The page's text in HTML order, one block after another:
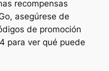
recompensas
asegúrese de
de promoción
para ver qué puede